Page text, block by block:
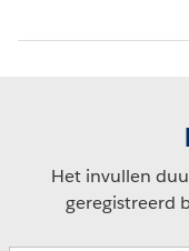
Het invullen
geregistreerd